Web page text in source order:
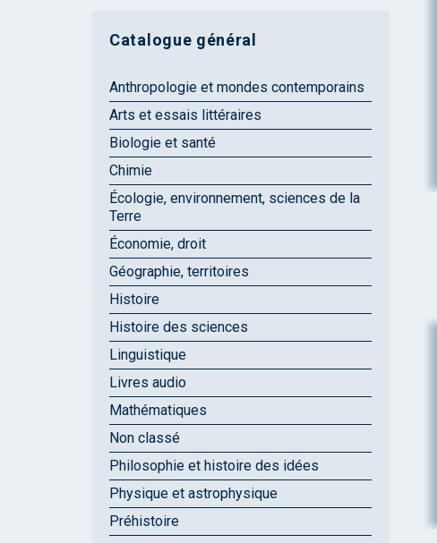
Catalogue général
Anthropologie et mondes contemporains
Arts et essais littéraires
Biologie et santé
Chimie
Écologie, environnement, sciences de la
Terre
Économie, droit
Géographie, territoires
Histoire
Histoire des sciences
Linguistique
Livres audio
Mathématiques
Non classé
Philosophie et histoire des idées
Physique et astrophysique
Préhistoire